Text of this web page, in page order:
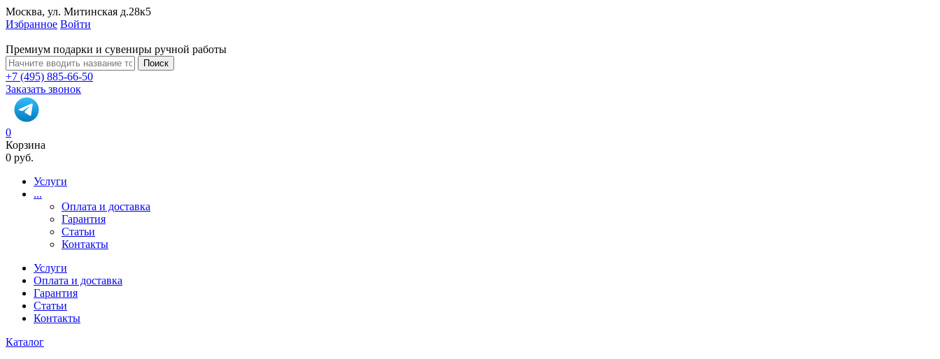
Москва, ул. Митинская д.28к5
Избранное Войти
Премиум подарки и сувениры ручной работы
Поиск
+7 (495) 885-66-50
Заказать звонок
0
Корзина
0 руб.
Услуги
...
Оплата и доставка
Гарантия
Статьи
Контакты
Услуги
Оплата и доставка
Гарантия
Статьи
Контакты
Каталог